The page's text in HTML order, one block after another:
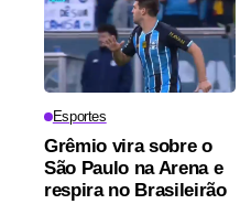
Esportes
Grêmio vira sobre o
São Paulo na Arena e
respira no Brasileirão